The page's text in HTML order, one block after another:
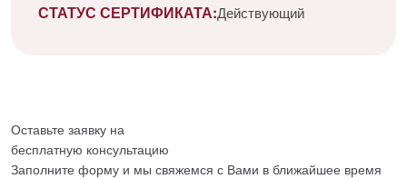
СТАТУС СЕРТИФИКАТА:Действующий
Оставьте заявку на
бесплатную консультацию
Заполните форму и мы свяжемся с Вами в ближайшее время